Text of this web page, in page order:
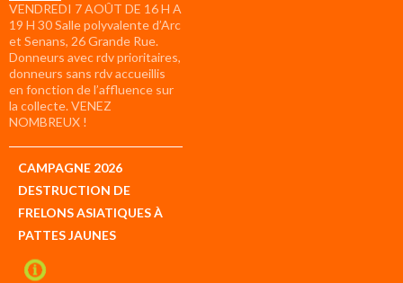
VENDREDI 7 AOÛT DE 16 H A
19 H 30 Salle polyvalente d’Arc
et Senans, 26 Grande Rue.
Donneurs avec rdv prioritaires,
donneurs sans rdv accueillis
en fonction de l’affluence sur
la collecte. VENEZ
NOMBREUX !
CAMPAGNE 2026
DESTRUCTION DE
FRELONS ASIATIQUES À
PATTES JAUNES